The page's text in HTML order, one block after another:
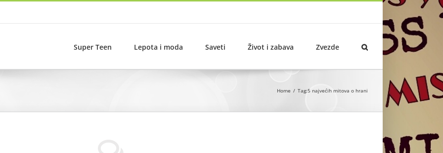
Super Teen Lepota i moda Saveti Život i zabava Zvezde
Home Tag:5 najvećih mitova o hrani